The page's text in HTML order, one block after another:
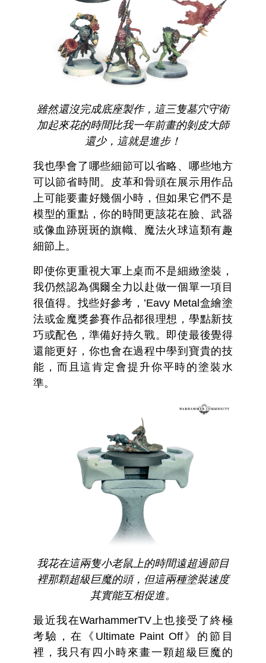
雖然還沒完成底座製作，這三隻墓穴守衛
加起來花的時間比我一年前畫的剝皮大師
還少，這就是進步！
我也學會了哪些細節可以省略、哪些地方
可以節省時間。皮革和骨頭在展示用作品
上可能要畫好幾個小時，但如果它們不是
模型的重點，你的時間更該花在臉、武器
或像血跡斑斑的旗幟、魔法火球這類有趣
細節上。
即使你更重視大軍上桌而不是細緻塗裝，
我仍然認為偶爾全力以赴做一個單一項目
很值得。找些好參考，’Eavy Metal盒繪塗
法或金魔獎參賽作品都很理想，學點新技
巧或配色，準備好持久戰。即使最後覺得
還能更好，你也會在過程中學到寶貴的技
能，而且這肯定會提升你平時的塗裝水
準。
我花在這兩隻小老鼠上的時間遠超過節目
裡那顆超級巨魔的頭，但這兩種塗裝速度
其實能互相促進。
最近我在WarhammerTV上也接受了終極
考驗，在《Ultimate Paint Off》的節目
裡，我只有四小時來畫一顆超級巨魔的